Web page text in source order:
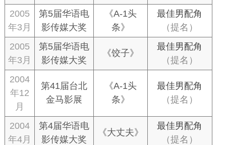
2005
年3月
第5届华语电
影传媒大奖
《A-1头
条》
最佳男配角
（提名）
2005
年3月
第5届华语电
影传媒大奖
《饺子》
最佳男配角
（提名）
2004
年12
月
第41届台北
金马影展
《A-1头
条》
最佳男配角
（提名）
2004
年4月
第4届华语电
影传媒大奖
《大丈夫》
最佳男配角
（提名）